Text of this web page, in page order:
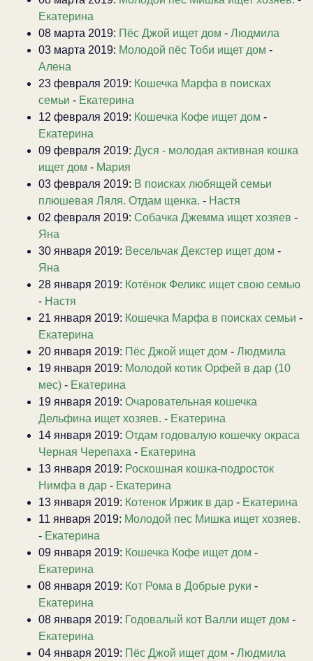
Екатерина
08 марта 2019: Пёс Джой ищет дом - Людмила
03 марта 2019: Молодой пёс Тоби ищет дом -
Алена
23 февраля 2019: Кошечка Марфа в поисках
семьи - Екатерина
12 февраля 2019: Кошечка Кофе ищет дом -
Екатерина
09 февраля 2019: Дуся - молодая активная кошка
ищет дом - Мария
03 февраля 2019: В поисках любящей семьи
плюшевая Ляля. Отдам щенка. - Настя
02 февраля 2019: Собачка Джемма ищет хозяев -
Яна
30 января 2019: Весельчак Декстер ищет дом -
Яна
28 января 2019: Котёнок Феликс ищет свою семью
- Настя
21 января 2019: Кошечка Марфа в поисках семьи -
Екатерина
20 января 2019: Пёс Джой ищет дом - Людмила
19 января 2019: Молодой котик Орфей в дар (10
мес) - Екатерина
19 января 2019: Очаровательная кошечка
Дельфина ищет хозяев. - Екатерина
14 января 2019: Отдам годовалую кошечку окраса
Черная Черепаха - Екатерина
13 января 2019: Роскошная кошка-подросток
Нимфа в дар - Екатерина
13 января 2019: Котенок Иржик в дар - Екатерина
11 января 2019: Молодой пес Мишка ищет хозяев.
- Екатерина
09 января 2019: Кошечка Кофе ищет дом -
Екатерина
08 января 2019: Кот Рома в Добрые руки -
Екатерина
08 января 2019: Годовалый кот Валли ищет дом -
Екатерина
04 января 2019: Пёс Джой ищет дом - Людмила